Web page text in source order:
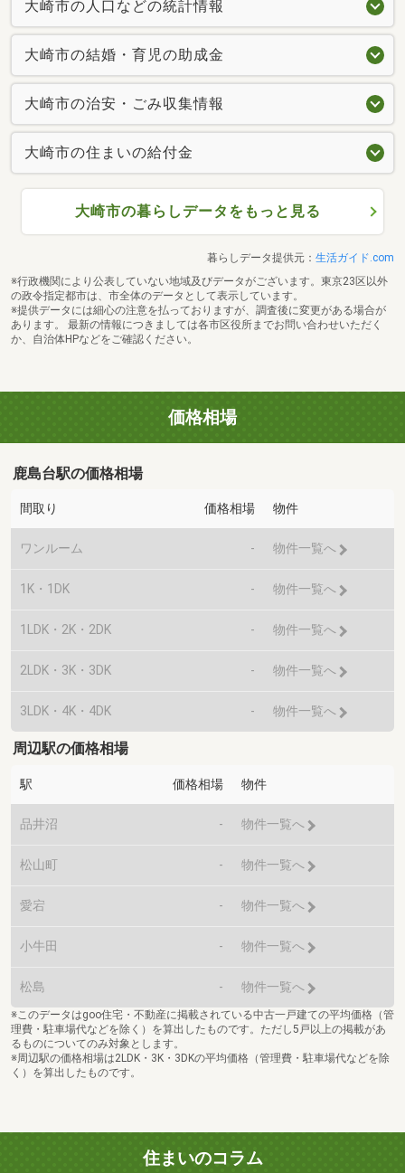
大崎市の人口などの統計情報
大崎市の結婚・育児の助成金
大崎市の治安・ごみ収集情報
大崎市の住まいの給付金
大崎市の暮らしデータをもっと見る
暮らしデータ提供元： 生活ガイド.com
※行政機関により公表していない地域及びデータがございます。東京23区以外
の政令指定都市は、市全体のデータとして表示しています。
※提供データには細心の注意を払っておりますが、調査後に変更がある場合が
あります。 最新の情報につきましては各市区役所までお問い合わせいただく
か、自治体HPなどをご確認ください。
価格相場
鹿島台駅の価格相場
間取り 価格相場 物件
ワンルーム - 物件一覧へ
1K・1DK - 物件一覧へ
1LDK・2K・2DK - 物件一覧へ
2LDK・3K・3DK - 物件一覧へ
3LDK・4K・4DK - 物件一覧へ
周辺駅の価格相場
駅 価格相場 物件
品井沼 - 物件一覧へ
松山町 - 物件一覧へ
愛宕 - 物件一覧へ
小牛田 - 物件一覧へ
松島 - 物件一覧へ
※このデータはgoo住宅・不動産に掲載されている中古一戸建ての平均価格（管
理費・駐車場代などを除く）を算出したものです。ただし5戸以上の掲載があ
るものについてのみ対象とします。
※周辺駅の価格相場は2LDK・3K・3DKの平均価格（管理費・駐車場代などを除
く）を算出したものです。
住まいのコラム